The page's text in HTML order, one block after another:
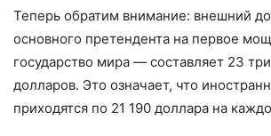
Теперь обратим внимание: внешний
основного претендента на первое
государство мира — составляет 23
долларов. Это означает, что
приходятся по 21 190 доллара на